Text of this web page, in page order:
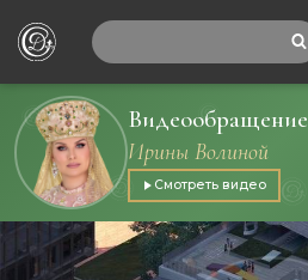
Видеообращение
Ирины Волиной
Смотреть видео